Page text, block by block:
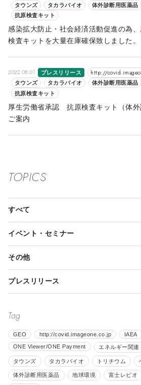
タウンズ
タカラバイオ 体外診断用医薬品
抗原検査キット
感染拡大防止・社会経済活動促進の為
検査キットを大量在庫確保致しました。
2022.08.01 プレスリリース http://
タウンズ
タカラバイオ 体外診断用医薬品
抗原検査キット
厚生労働省承認 抗原検査キット（体
ご案内
TOPICS
すべて
イベント・セミナー
その他
プレスリリース
Tag
GEO http://covid.imageone.co.jp IAEA
ONE Viewer/ONE Payment エネルギー関連
タウンズ タカラバイオ トリチウム
体外診断用医薬品 地球環境 富士レビオ